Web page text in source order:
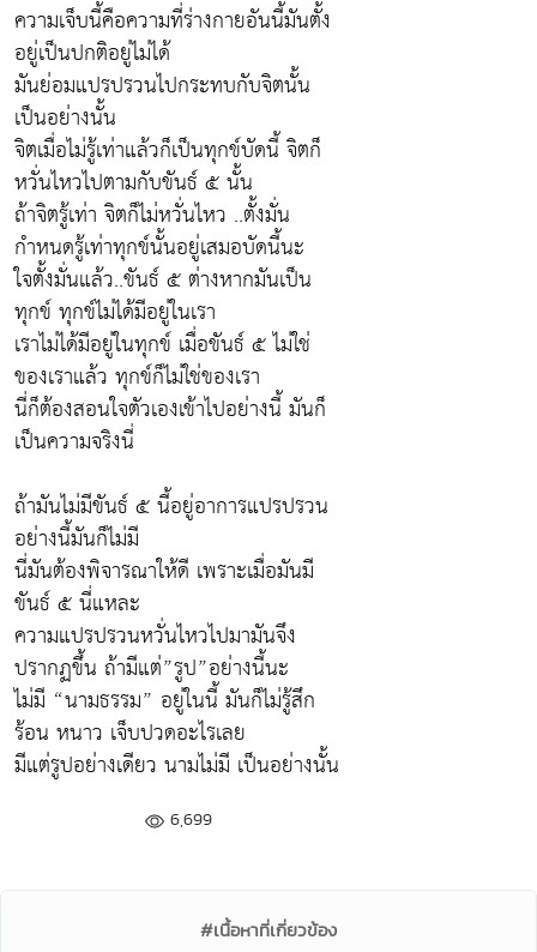
ความเจ็บนี้คือความที่ร่างกายอันนี้มันตั้ง
อยู่เป็นปกติอยู่ไม่ได้
มันย่อมแปรปรวนไปกระทบกับจิตนั้น
เป็นอย่างนั้น
จิตเมื่อไม่รู้เท่าแล้วก็เป็นทุกข์บัดนี้ จิตก็
หวั่นไหวไปตามกับขันธ์ ๕ นั้น
ถ้าจิตรู้เท่า จิตก็ไม่หวั่นไหว ..ตั้งมั่น
กำหนดรู้เท่าทุกข์นั้นอยู่เสมอบัดนี้นะ
ใจตั้งมั่นแล้ว..ขันธ์ ๕ ต่างหากมันเป็น
ทุกข์ ทุกข์ไม่ได้มีอยู่ในเรา
เราไม่ได้มีอยู่ในทุกข์ เมื่อขันธ์ ๕ ไม่ใช่
ของเราแล้ว ทุกข์ก็ไม่ใช่ของเรา
นี่ก็ต้องสอนใจตัวเองเข้าไปอย่างนี้ มันก็
เป็นความจริงนี่
ถ้ามันไม่มีขันธ์ ๕ นี้อยู่อาการแปรปรวน
อย่างนี้มันก็ไม่มี
นี่มันต้องพิจารณาให้ดี เพราะเมื่อมันมี
ขันธ์ ๕ นี่แหละ
ความแปรปรวนหวั่นไหวไปมามันจึง
ปรากฏขึ้น ถ้ามีแต่”รูป”อย่างนี้นะ
ไม่มี “นามธรรม” อยู่ในนี้ มันก็ไม่รู้สึก
ร้อน หนาว เจ็บปวดอะไรเลย
มีแต่รูปอย่างเดียว นามไม่มี เป็นอย่างนั้น
6,699
#เนื้อหาที่เกี่ยวข้อง